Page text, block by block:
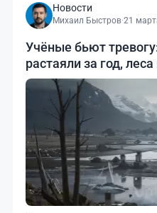
Новости
Михаил Быстров·21
Учёные бьют
растаяли за год,